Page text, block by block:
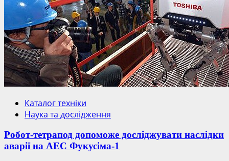
Каталог техніки
Наука та дослідження
Робот-тетрапод допоможе досліджувати наслідки
аварії на АЕС Фукусіма-1